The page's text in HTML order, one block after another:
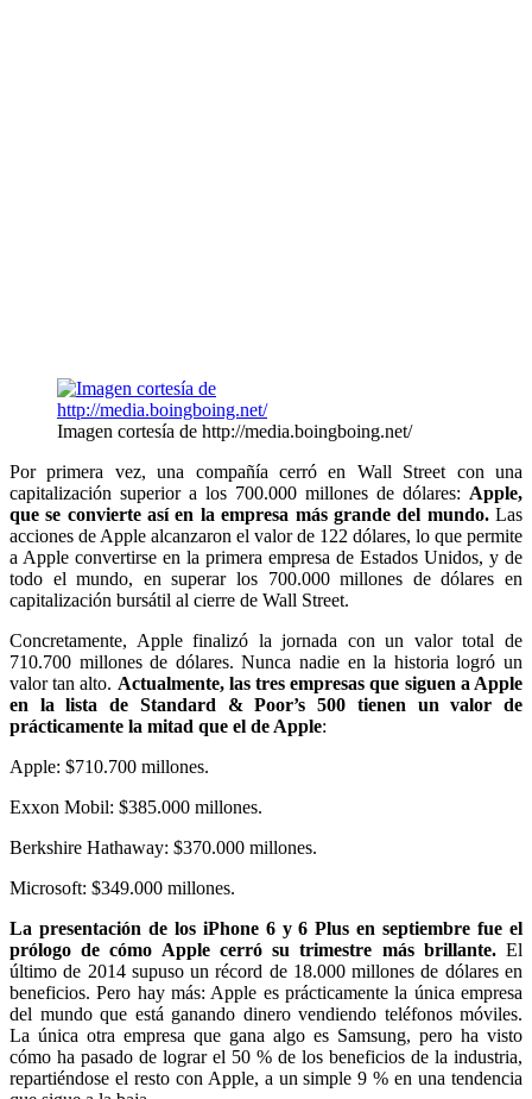
Imagen cortesía de http://media.boingboing.net/
Por primera vez, una compañía cerró en Wall Street con una
capitalización superior a los 700.000 millones de dólares: Apple,
que se convierte así en la empresa más grande del mundo.Las
acciones de Apple alcanzaron el valor de 122 dólares, lo que permite
a Apple convertirse en la primera empresa de Estados Unidos, y de
todo el mundo, en superar los 700.000 millones de dólares en
capitalización bursátil al cierre de Wall Street.
Concretamente, Apple finalizó la jornada con un valor total de
710.700 millones de dólares. Nunca nadie en la historia logró un
valor tan alto. Actualmente, las tres empresas que siguen a Apple
en la lista de Standard & Poor’s 500 tienen un valor de
prácticamente la mitad que el de Apple:
Apple: $710.700 millones.
Exxon Mobil: $385.000 millones.
Berkshire Hathaway: $370.000 millones.
Microsoft: $349.000 millones.
La presentación de los iPhone 6 y 6 Plus en septiembre fue el
prólogo de cómo Apple cerró su trimestre más brillante.El
último de 2014 supuso un récord de 18.000 millones de dólares en
beneficios. Pero hay más: Apple es prácticamente la única empresa
del mundo que está ganando dinero vendiendo teléfonos móviles.
La única otra empresa que gana algo es Samsung, pero ha visto
cómo ha pasado de lograr el 50 % de los beneficios de la industria,
repartiéndose el resto con Apple, a un simple 9 % en una tendencia